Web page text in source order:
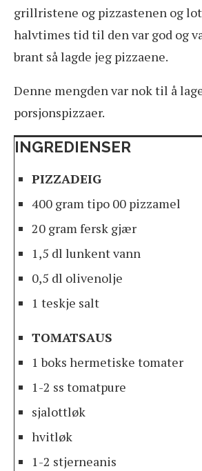
grillristene og pizzastenen og
halvtimes tid til den var god og
brant så lagde jeg pizzaene.
Denne mengden var nok til å
porsjonspizzaer.
INGREDIENSER
PIZZADEIG
400 gram tipo 00 pizzamel
20 gram fersk gjær
1,5 dl lunkent vann
0,5 dl olivenolje
1 teskje salt
TOMATSAUS
1 boks hermetiske tomater
1-2 ss tomatpure
sjalottløk
hvitløk
1-2 stjerneanis